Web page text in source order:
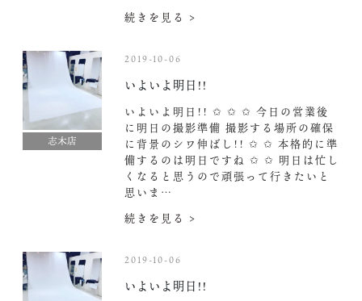
続きを見る >
志木店
2019-10-06
いよいよ明日!!
いよいよ明日!! ✩ ✩ ✩ 今日の営業後
に明日の撮影準備 撮影する場所の確保
に背景のシワ伸ばし!! ✩ ✩ 本格的に準
備するのは明日ですね ✩ ✩ 明日は忙し
くなると思うので頑張って行きたいと
思いま…
続きを見る >
2019-10-06
いよいよ明日!!